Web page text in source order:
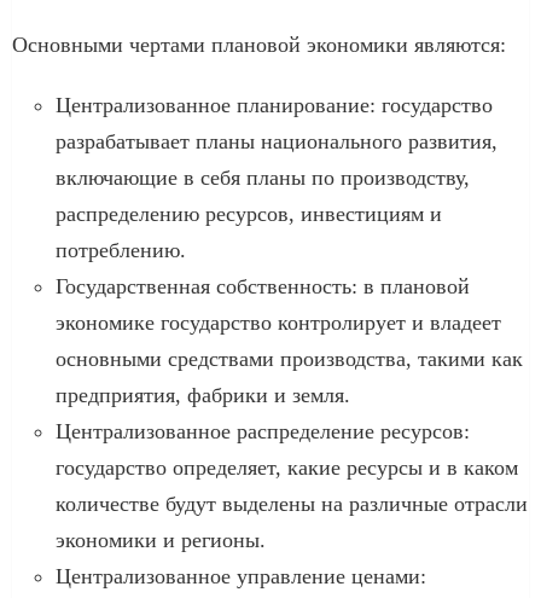
Основными чертами плановой экономики являются:
Централизованное планирование: государство
разрабатывает планы национального развития,
включающие в себя планы по производству,
распределению ресурсов, инвестициям и
потреблению.
Государственная собственность: в плановой
экономике государство контролирует и владеет
основными средствами производства, такими как
предприятия, фабрики и земля.
Централизованное распределение ресурсов:
государство определяет, какие ресурсы и в каком
количестве будут выделены на различные отрасли
экономики и регионы.
Централизованное управление ценами: